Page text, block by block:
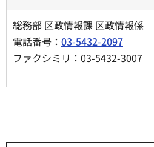
総務部 区政情報課 区政情報係
電話番号： 03-5432-2097
ファクシミリ：03-5432-3007